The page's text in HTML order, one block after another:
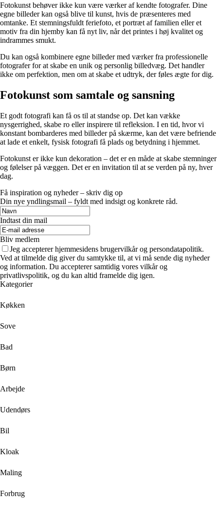
Fotokunst behøver ikke kun være værker af kendte fotografer. Dine
egne billeder kan også blive til kunst, hvis de præsenteres med
omtanke. Et stemningsfuldt feriefoto, et portræt af familien eller et
motiv fra din hjemby kan få nyt liv, når det printes i høj kvalitet og
indrammes smukt.
Du kan også kombinere egne billeder med værker fra professionelle
fotografer for at skabe en unik og personlig billedvæg. Det handler
ikke om perfektion, men om at skabe et udtryk, der føles ægte for dig.
Fotokunst som samtale og sansning
Et godt fotografi kan få os til at standse op. Det kan vække
nysgerrighed, skabe ro eller inspirere til refleksion. I en tid, hvor vi
konstant bombarderes med billeder på skærme, kan det være befriende
at lade et enkelt, fysisk fotografi få plads og betydning i hjemmet.
Fotokunst er ikke kun dekoration – det er en måde at skabe stemninger
og følelser på væggen. Det er en invitation til at se verden på ny, hver
dag.
Få inspiration og nyheder – skriv dig op
Din nye yndlingsmail – fyldt med indsigt og konkrete råd.
Indtast din mail
Bliv medlem
Jeg accepterer hjemmesidens brugervilkår og persondatapolitik.
Ved at tilmelde dig giver du samtykke til, at vi må sende dig nyheder
og information. Du accepterer samtidig vores vilkår og
privatlivspolitik, og du kan altid framelde dig igen.
Kategorier
Køkken
Sove
Bad
Børn
Arbejde
Udendørs
Bil
Kloak
Maling
Forbrug